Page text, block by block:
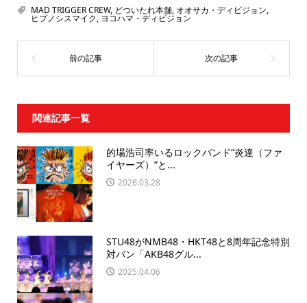
MAD TRIGGER CREW, どついたれ本舗, オオサカ・ディビジョン,
ヒプノシスマイク, ヨコハマ・ディビジョン
関連記事一覧
的場浩司率いるロックバンド“炎達（ファ
イヤーズ）”と...
2026.03.28
STU48がNMB48・HKT48と8周年記念特別
対バン「AKB48グル...
2025.04.06